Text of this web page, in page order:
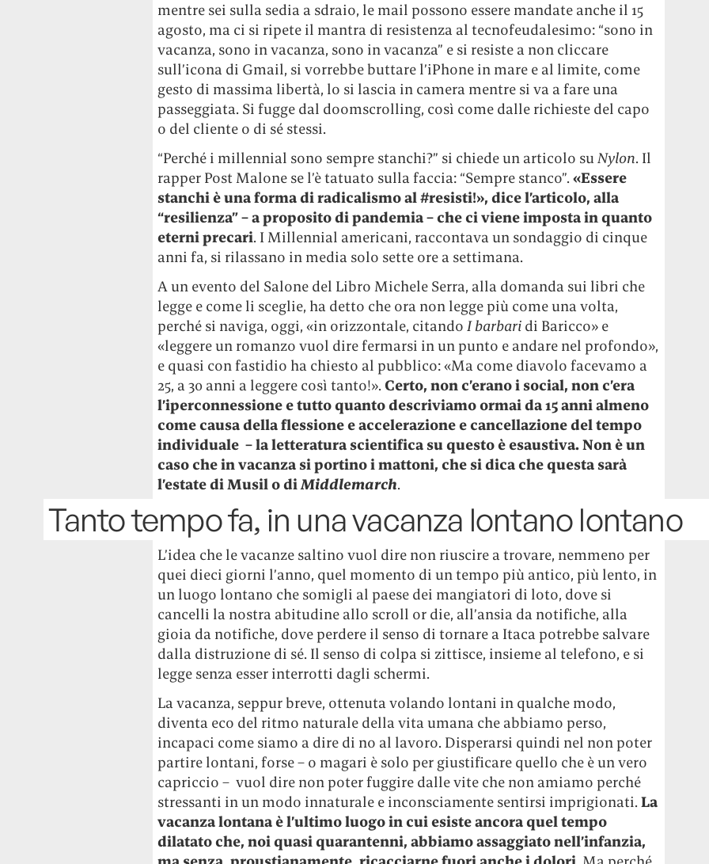
mentre sei sulla sedia a sdraio, le mail possono essere mandate anche il 15
agosto, ma ci si ripete il mantra di resistenza al tecnofeudalesimo: “sono in
vacanza, sono in vacanza, sono in vacanza” e si resiste a non cliccare
sull’icona di Gmail, si vorrebbe buttare l’iPhone in mare e al limite, come
gesto di massima libertà, lo si lascia in camera mentre si va a fare una
passeggiata. Si fugge dal doomscrolling, così come dalle richieste del capo
o del cliente o di sé stessi.
“Perché i millennial sono sempre stanchi?” si chiede un articolo suNylon. Il
rapper Post Malone se l’è tatuato sulla faccia: “Sempre stanco”.«Essere
stanchi è una forma di radicalismo al #resisti!», dice l’articolo, alla
“resilienza” – a proposito di pandemia – che ci viene imposta in quanto
eterni precari. I Millennial americani, raccontava un sondaggio di cinque
anni fa, si rilassano in media solo sette ore a settimana.
A un evento del Salone del Libro Michele Serra, alla domanda sui libri che
legge e come li sceglie, ha detto che ora non legge più come una volta,
perché si naviga, oggi, «in orizzontale, citandoI barbari di Baricco» e
«leggere un romanzo vuol dire fermarsi in un punto e andare nel profondo»,
e quasi con fastidio ha chiesto al pubblico: «Ma come diavolo facevamo a
25, a 30 anni a leggere così tanto!».Certo, non c’erano i social, non c’era
l’iperconnessione e tutto quanto descriviamo ormai da 15 anni almeno
come causa della flessione e accelerazione e cancellazione del tempo
individuale – la letteratura scientifica su questo è esaustiva. Non è un
caso che in vacanza si portino i mattoni, che si dica che questa sarà
l’estate di Musil o diMiddlemarch.
Tanto tempo fa, in una vacanza lontano lontano
L’idea che le vacanze saltino vuol dire non riuscire a trovare, nemmeno per
quei dieci giorni l’anno, quel momento di un tempo più antico, più lento, in
un luogo lontano che somigli al paese dei mangiatori di loto, dove si
cancelli la nostra abitudine allo scroll or die, all’ansia da notifiche, alla
gioia da notifiche, dove perdere il senso di tornare a Itaca potrebbe salvare
dalla distruzione di sé. Il senso di colpa si zittisce, insieme al telefono, e si
legge senza esser interrotti dagli schermi.
La vacanza, seppur breve, ottenuta volando lontani in qualche modo,
diventa eco del ritmo naturale della vita umana che abbiamo perso,
incapaci come siamo a dire di no al lavoro. Disperarsi quindi nel non poter
partire lontani, forse – o magari è solo per giustificare quello che è un vero
capriccio – vuol dire non poter fuggire dalle vite che non amiamo perché
stressanti in un modo innaturale e inconsciamente sentirsi imprigionati.La
vacanza lontana è l’ultimo luogo in cui esiste ancora quel tempo
dilatato che, noi quasi quarantenni, abbiamo assaggiato nell’infanzia,